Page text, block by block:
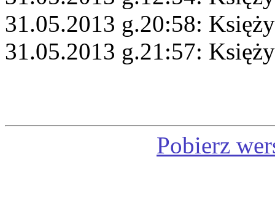
31.05.2013 g.20:58:
31.05.2013 g.21:57:
Pobierz